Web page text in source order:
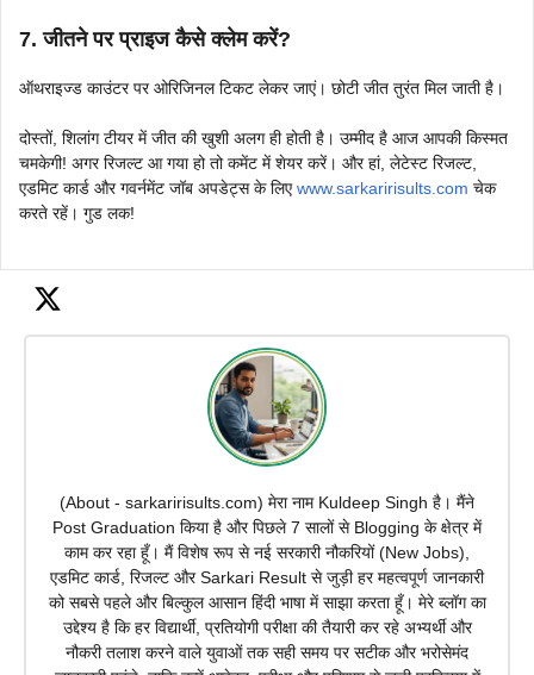
7. जीतने पर प्राइज कैसे क्लेम करें?
ऑथराइज्ड काउंटर पर ओरिजिनल टिकट लेकर जाएं। छोटी जीत तुरंत मिल जाती है।
दोस्तों, शिलांग टीयर में जीत की खुशी अलग ही होती है। उम्मीद है आज आपकी किस्मत
चमकेगी! अगर रिजल्ट आ गया हो तो कमेंट में शेयर करें। और हां, लेटेस्ट रिजल्ट,
एडमिट कार्ड और गवर्नमेंट जॉब अपडेट्स के लिएwww.sarkaririsults.com चेक
करते रहें। गुड लक!
(About - sarkaririsults.com) मेरा नाम Kuldeep Singh है। मैंने
Post Graduation किया है और पिछले 7 सालों से Blogging के क्षेत्र में
काम कर रहा हूँ। मैं विशेष रूप से नई सरकारी नौकरियों (New Jobs),
एडमिट कार्ड, रिजल्ट और Sarkari Result से जुड़ी हर महत्वपूर्ण जानकारी
को सबसे पहले और बिल्कुल आसान हिंदी भाषा में साझा करता हूँ। मेरे ब्लॉग का
उद्देश्य है कि हर विद्यार्थी, प्रतियोगी परीक्षा की तैयारी कर रहे अभ्यर्थी और
नौकरी तलाश करने वाले युवाओं तक सही समय पर सटीक और भरोसेमंद